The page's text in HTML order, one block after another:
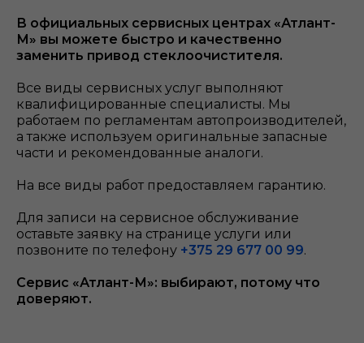
В официальных сервисных центрах «Атлант-
М» вы можете быстро и качественно
заменить привод стеклоочистителя.
Все виды сервисных услуг выполняют
квалифицированные специалисты. Мы
работаем по регламентам автопроизводителей,
а также используем оригинальные запасные
части и рекомендованные аналоги.
На все виды работ предоставляем гарантию.
Для записи на сервисное обслуживание
оставьте заявку на странице услуги или
позвоните по телефону +375 29 677 00 99.
Сервис «Атлант-М»: выбирают, потому что
доверяют.